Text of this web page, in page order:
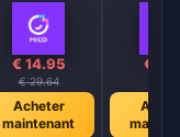
€ 14.95
€ 29.64
Acheter
maintenant
€